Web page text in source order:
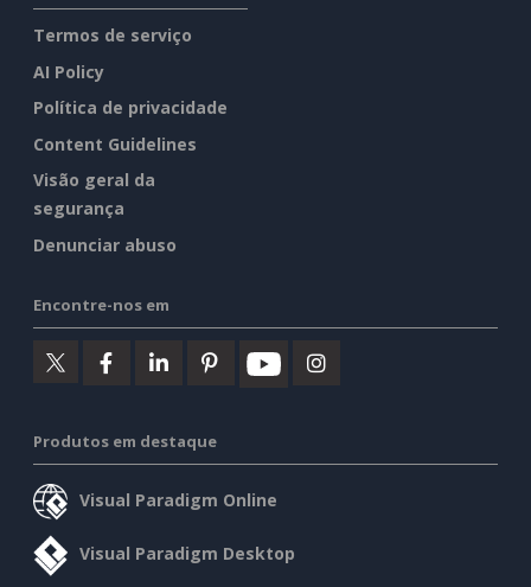
Termos de serviço
AI Policy
Política de privacidade
Content Guidelines
Visão geral da
segurança
Denunciar abuso
Encontre-nos em
Produtos em destaque
Visual Paradigm Online
Visual Paradigm Desktop